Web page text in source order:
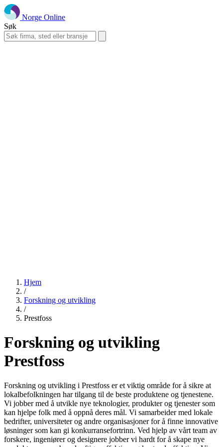
Norge Online
Søk
Hjem
/
Forskning og utvikling
/
Prestfoss
Forskning og utvikling
Prestfoss
Forskning og utvikling i Prestfoss er et viktig område for å sikre at
lokalbefolkningen har tilgang til de beste produktene og tjenestene.
Vi jobber med å utvikle nye teknologier, produkter og tjenester som
kan hjelpe folk med å oppnå deres mål. Vi samarbeider med lokale
bedrifter, universiteter og andre organisasjoner for å finne innovative
løsninger som kan gi konkurransefortrinn. Ved hjelp av vårt team av
forskere, ingeniører og designere jobber vi hardt for å skape nye